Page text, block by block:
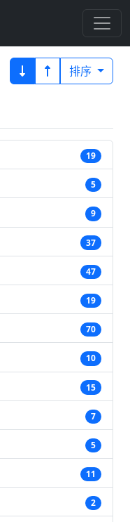
排序
19
5
9
37
47
19
70
10
15
7
5
11
2